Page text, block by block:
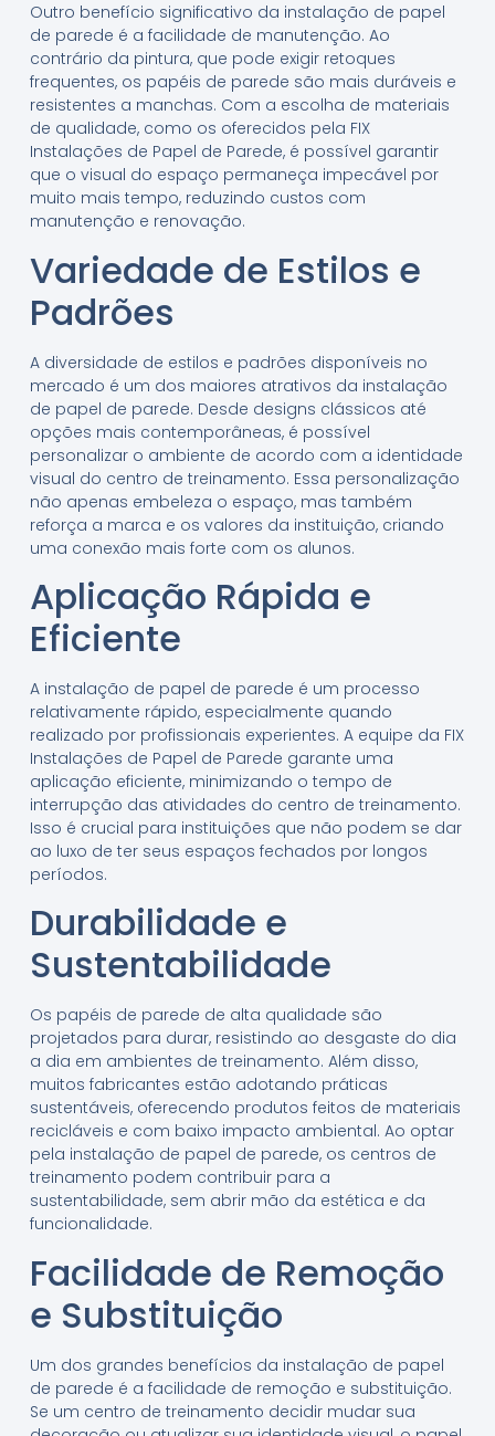
Outro benefício significativo da instalação de papel
de parede é a facilidade de manutenção. Ao
contrário da pintura, que pode exigir retoques
frequentes, os papéis de parede são mais duráveis e
resistentes a manchas. Com a escolha de materiais
de qualidade, como os oferecidos pela FIX
Instalações de Papel de Parede, é possível garantir
que o visual do espaço permaneça impecável por
muito mais tempo, reduzindo custos com
manutenção e renovação.
Variedade de Estilos e
Padrões
A diversidade de estilos e padrões disponíveis no
mercado é um dos maiores atrativos da instalação
de papel de parede. Desde designs clássicos até
opções mais contemporâneas, é possível
personalizar o ambiente de acordo com a identidade
visual do centro de treinamento. Essa personalização
não apenas embeleza o espaço, mas também
reforça a marca e os valores da instituição, criando
uma conexão mais forte com os alunos.
Aplicação Rápida e
Eficiente
A instalação de papel de parede é um processo
relativamente rápido, especialmente quando
realizado por profissionais experientes. A equipe da FIX
Instalações de Papel de Parede garante uma
aplicação eficiente, minimizando o tempo de
interrupção das atividades do centro de treinamento.
Isso é crucial para instituições que não podem se dar
ao luxo de ter seus espaços fechados por longos
períodos.
Durabilidade e
Sustentabilidade
Os papéis de parede de alta qualidade são
projetados para durar, resistindo ao desgaste do dia
a dia em ambientes de treinamento. Além disso,
muitos fabricantes estão adotando práticas
sustentáveis, oferecendo produtos feitos de materiais
recicláveis e com baixo impacto ambiental. Ao optar
pela instalação de papel de parede, os centros de
treinamento podem contribuir para a
sustentabilidade, sem abrir mão da estética e da
funcionalidade.
Facilidade de Remoção
e Substituição
Um dos grandes benefícios da instalação de papel
de parede é a facilidade de remoção e substituição.
Se um centro de treinamento decidir mudar sua